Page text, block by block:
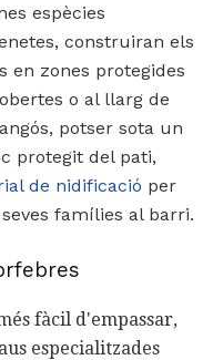
espècies
construiran els
en zones protegides
o al llarg de
potser sota un
protegit del pati,
de nidificació per
famílies al barri.
fàcil d'empassar,
especialitzades